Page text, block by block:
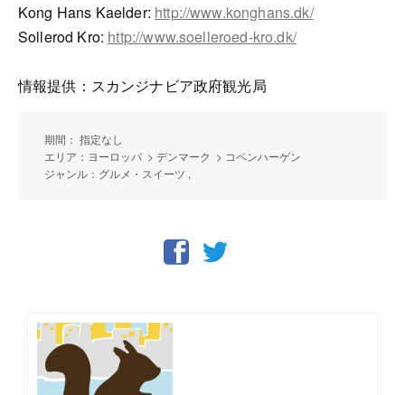
Kong Hans Kaelder: http://www.konghans.dk/
Sollerod Kro: http://www.soelleroed-kro.dk/
情報提供：スカンジナビア政府観光局
期間： 指定なし
エリア：ヨーロッパ > デンマーク > コペンハーゲン
ジャンル：グルメ・スイーツ ,